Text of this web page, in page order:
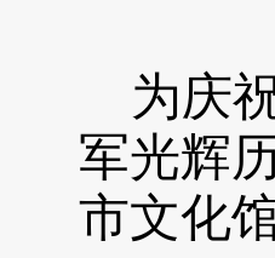
为庆
军光辉
市文化